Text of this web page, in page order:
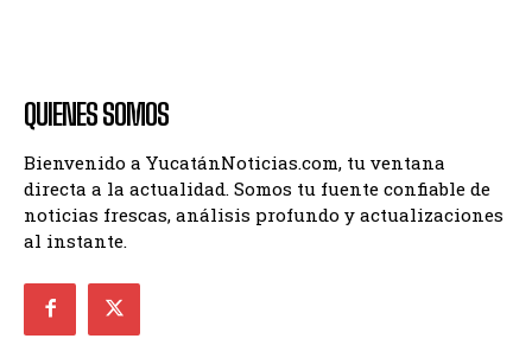
QUIENES SOMOS
Bienvenido a YucatánNoticias.com, tu ventana
directa a la actualidad. Somos tu fuente confiable de
noticias frescas, análisis profundo y actualizaciones
al instante.